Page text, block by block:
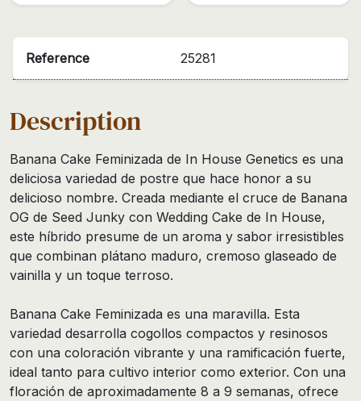
Reference 25281
Description
Banana Cake Feminizada de In House Genetics es una
deliciosa variedad de postre que hace honor a su
delicioso nombre. Creada mediante el cruce de Banana
OG de Seed Junky con Wedding Cake de In House,
este híbrido presume de un aroma y sabor irresistibles
que combinan plátano maduro, cremoso glaseado de
vainilla y un toque terroso.
Banana Cake Feminizada es una maravilla. Esta
variedad desarrolla cogollos compactos y resinosos
con una coloración vibrante y una ramificación fuerte,
ideal tanto para cultivo interior como exterior. Con una
floración de aproximadamente 8 a 9 semanas, ofrece